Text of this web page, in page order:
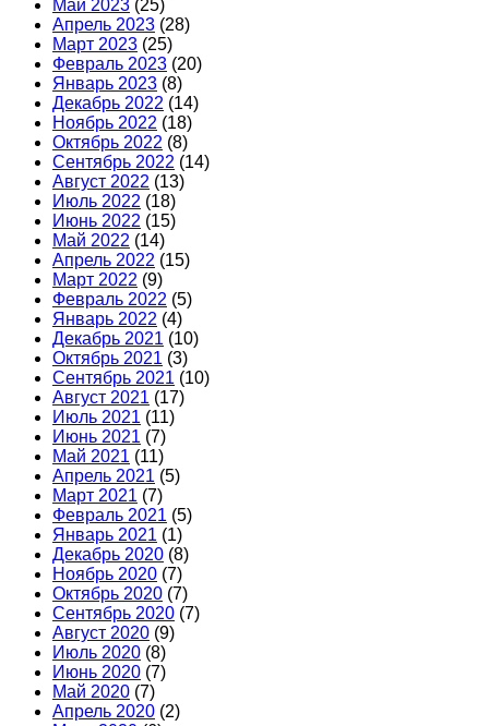
Май 2023 (25)
Апрель 2023 (28)
Март 2023 (25)
Февраль 2023 (20)
Январь 2023 (8)
Декабрь 2022 (14)
Ноябрь 2022 (18)
Октябрь 2022 (8)
Сентябрь 2022 (14)
Август 2022 (13)
Июль 2022 (18)
Июнь 2022 (15)
Май 2022 (14)
Апрель 2022 (15)
Март 2022 (9)
Февраль 2022 (5)
Январь 2022 (4)
Декабрь 2021 (10)
Октябрь 2021 (3)
Сентябрь 2021 (10)
Август 2021 (17)
Июль 2021 (11)
Июнь 2021 (7)
Май 2021 (11)
Апрель 2021 (5)
Март 2021 (7)
Февраль 2021 (5)
Январь 2021 (1)
Декабрь 2020 (8)
Ноябрь 2020 (7)
Октябрь 2020 (7)
Сентябрь 2020 (7)
Август 2020 (9)
Июль 2020 (8)
Июнь 2020 (7)
Май 2020 (7)
Апрель 2020 (2)